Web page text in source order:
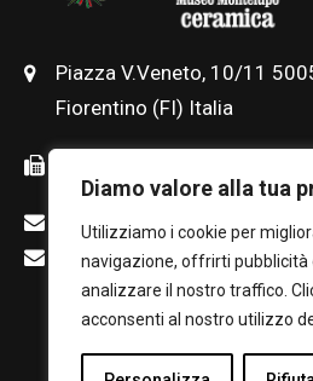
Diamo valore alla tua
Utilizziamo i cookie per
navigazione, offrirti
analizzare il nostro traffico.
acconsenti al nostro utilizzo
Piazza V.Veneto, 10/11
Fiorentino (FI) Italia
fiorentino.fi.it(Ufficio per le
educative al Museo)